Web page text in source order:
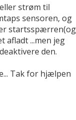
strøm til
sensoren, og
startsspærren(og
afladt ...men jeg
den.
Tak for hjælpen